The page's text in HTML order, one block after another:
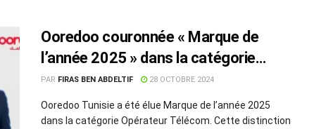
Ooredoo couronnée « Marque de
l’année 2025 » dans la catégorie
Opérateur Télécom
PAR FIRAS BEN ABDELTIF 28 OCTOBRE 2024
Ooredoo Tunisie a été élue Marque de l’année 2025
dans la catégorie Opérateur Télécom. Cette distinction